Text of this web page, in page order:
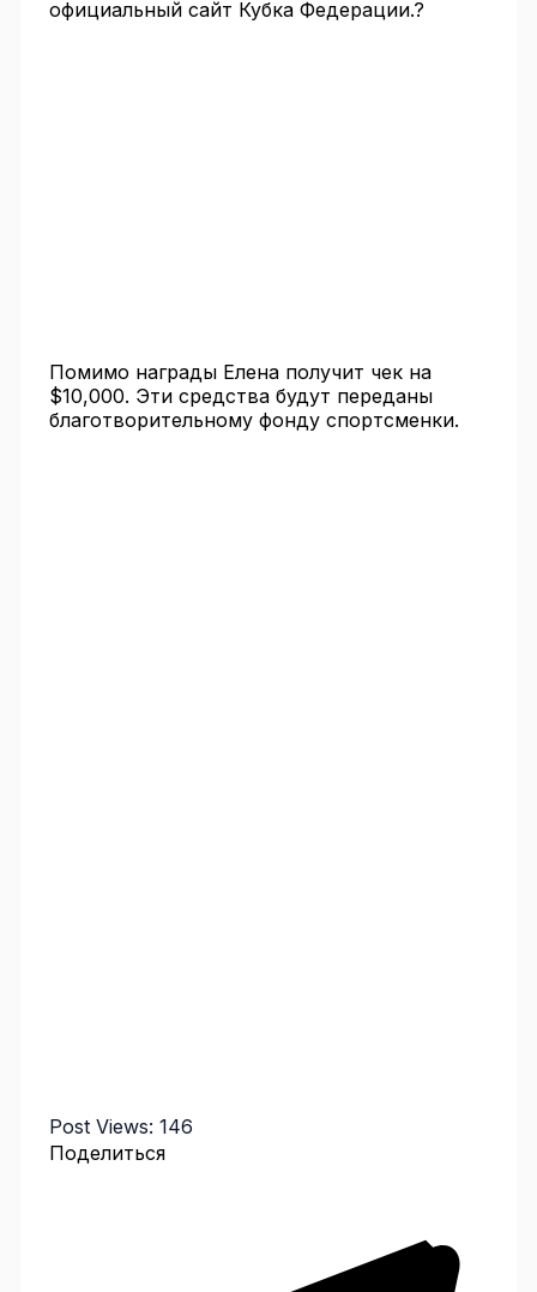
официальный сайт Кубка Федерации.?
Помимо награды Елена получит чек на
$10,000. Эти средства будут переданы
благотворительному фонду спортсменки.
Post Views: 146
Поделиться